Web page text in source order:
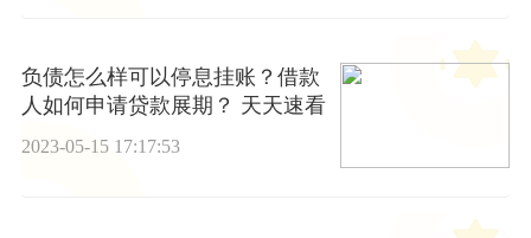
负债怎么样可以停息挂账？借款
人如何申请贷款展期？ 天天速看
2023-05-15 17:17:53